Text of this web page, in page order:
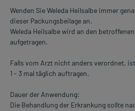
Wenden Sie Weleda Heilsalbe immer
dieser Packungsbeilage an.
Weleda Heilsalbe wird an den
aufgetragen.
Falls vom Arzt nicht anders verordnet,
1 - 3 mal täglich auftragen.
Dauer der Anwendung:
Die Behandlung der Erkrankung sollte